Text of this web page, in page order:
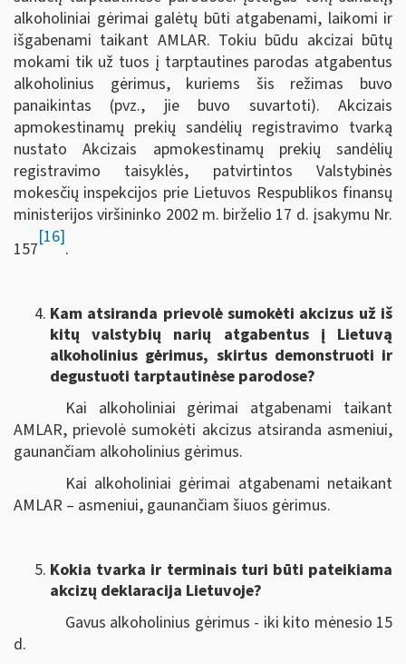
alkoholiniai gėrimai galėtų būti atgabenami, laikomi ir
išgabenami taikant AMLAR. Tokiu būdu akcizai būtų
mokami tik už tuos į tarptautines parodas atgabentus
alkoholinius gėrimus, kuriems šis režimas buvo
panaikintas (pvz., jie buvo suvartoti). Akcizais
apmokestinamų prekių sandėlių registravimo tvarką
nustato Akcizais apmokestinamų prekių sandėlių
registravimo taisyklės, patvirtintos Valstybinės
mokesčių inspekcijos prie Lietuvos Respublikos finansų
ministerijos viršininko 2002 m. birželio 17 d. įsakymu Nr.
157
[16]
.
Kam atsiranda prievolė sumokėti akcizus už iš
kitų valstybių narių atgabentus į Lietuvą
alkoholinius gėrimus, skirtus demonstruoti ir
degustuoti tarptautinėse parodose?
Kai alkoholiniai gėrimai atgabenami taikant
AMLAR, prievolė sumokėti akcizus atsiranda asmeniui,
gaunančiam alkoholinius gėrimus.
Kai alkoholiniai gėrimai atgabenami netaikant
AMLAR – asmeniui, gaunančiam šiuos gėrimus.
Kokia tvarka ir terminais turi būti pateikiama
akcizų deklaracija Lietuvoje?
Gavus alkoholinius gėrimus - iki kito mėnesio 15
d.